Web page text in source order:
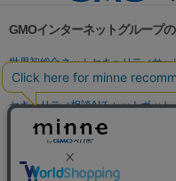
GMOインターネットグループ
世界初総合ネットセキュリティサー
パスワード漏洩診断
Webサイト
セキュリティ相談AIチャットボット
実在証明・盗聴対策
サイバー攻撃対策（GMO Flatt